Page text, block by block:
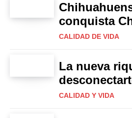
conquista
CALIDAD DE VIDA
La nueva
CALIDAD Y VIDA